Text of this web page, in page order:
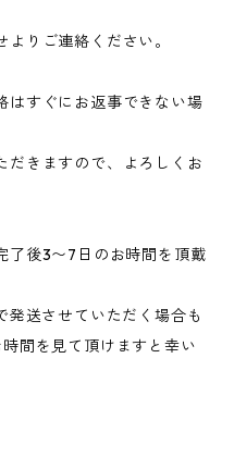
りご連絡ください。
はすぐにお返事できない場
だきますので、よろしくお
了後3〜7日のお時間を頂戴
発送させていただく場合も
間を見て頂けますと幸い